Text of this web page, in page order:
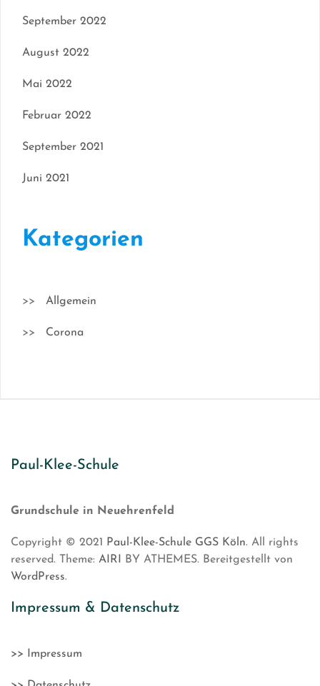
September 2022
August 2022
Mai 2022
Februar 2022
September 2021
Juni 2021
Kategorien
Allgemein
Corona
Paul-Klee-Schule
Grundschule in Neuehrenfeld
Copyright © 2021 Paul-Klee-Schule GGS Köln. All rights
reserved. Theme: AIRI
BY ATHEMES. Bereitgestellt von
WordPress.
Impressum & Datenschutz
>> Impressum